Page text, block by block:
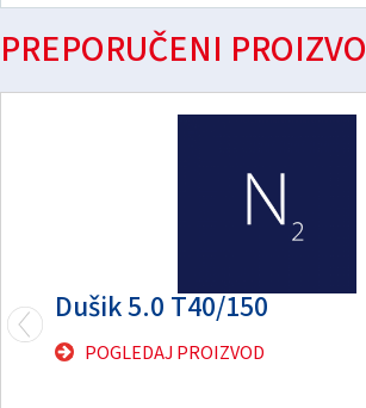
PREPORUČENI
Dušik 5.0 T40/150
POGLEDAJ PROIZVOD